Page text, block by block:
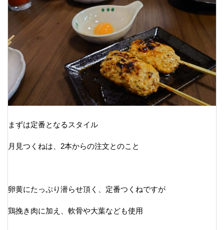
まずは定番となるスタイル
月見つくねは、2本からの注文とのこと
卵黄にたっぷり潜らせ頂く、定番つくねですが
鶏挽き肉に加え、軟骨や大葉なども使用